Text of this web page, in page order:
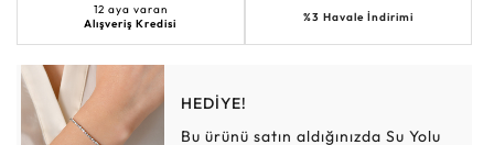
12 aya varan
Alışveriş Kredisi
%3 Havale İndirimi
HEDİYE!
Bu ürünü satın aldığınızda Su Yolu